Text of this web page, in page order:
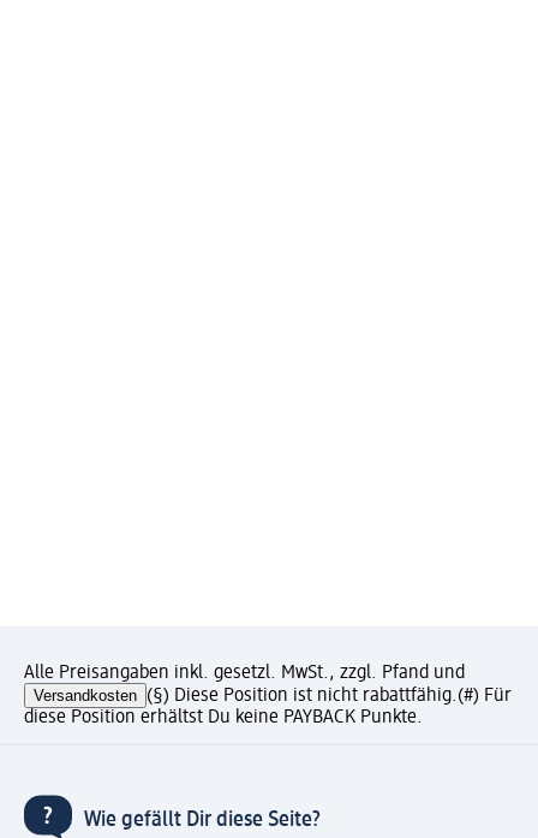
Alle Preisangaben inkl. gesetzl. MwSt., zzgl. Pfand und
Versandkosten (§) Diese Position ist nicht rabattfähig.(#) Für
diese Position erhältst Du keine PAYBACK Punkte.
Wie gefällt Dir diese Seite?